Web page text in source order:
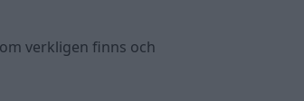
verkligen finns och